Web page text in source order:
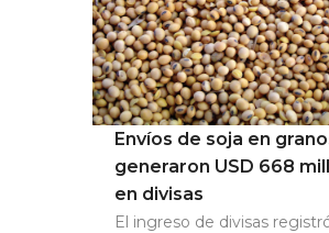
Envíos de soja en
generaron USD 668
en divisas
El ingreso de divisas